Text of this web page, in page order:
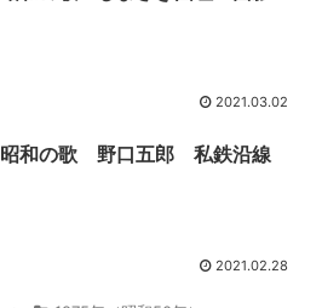
2021.03.02
昭和の歌 野口五郎 私鉄沿線
2021.02.28